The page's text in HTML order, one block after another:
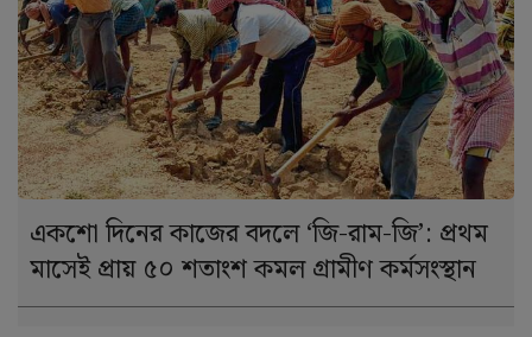
একশো দিনের কাজের বদলে ‘জি-রাম-জি’: প্রথম
মাসেই প্রায় ৫০ শতাংশ কমল গ্রামীণ কর্মসংস্থান